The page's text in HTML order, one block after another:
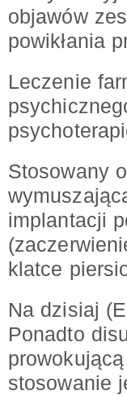
objawów
powikłania
Leczenie
Stosowany
implantacji
klatce
Na dzisiaj
Ponadto
stosowanie